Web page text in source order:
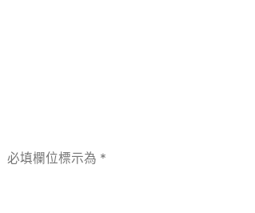
必填欄位標示為 *